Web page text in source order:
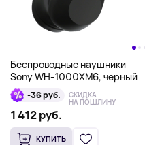
Беспроводные наушники
Sony WH-1000XM6, черный
-36 руб. СКИДКА
НА ПОШЛИНУ
1 412 руб.
КУПИТЬ